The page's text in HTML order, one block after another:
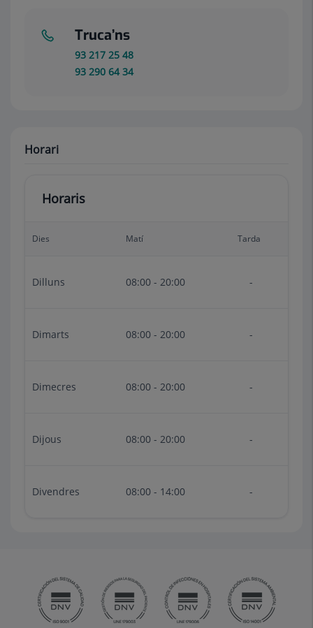
Truca’ns
93 217 25 48
93 290 64 34
Horari
Horaris
Dies Matí Tarda
Dilluns 08:00 - 20:00 -
Dimarts 08:00 - 20:00 -
Dimecres 08:00 - 20:00 -
Dijous 08:00 - 20:00 -
Divendres 08:00 - 14:00 -